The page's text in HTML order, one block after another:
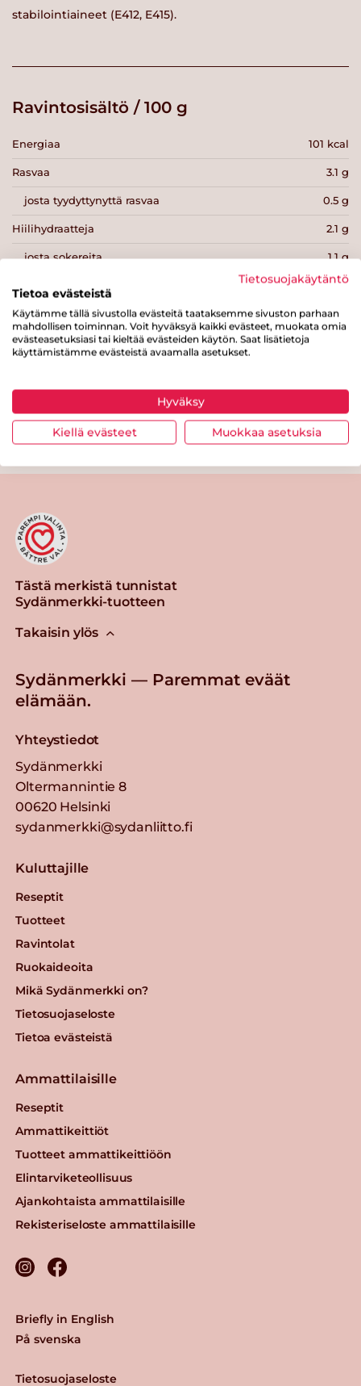
stabilointiaineet (E412, E415).
Ravintosisältö / 100 g
Energiaa 101 kcal
Rasvaa 3.1 g
josta tyydyttynyttä rasvaa 0.5 g
Hiilihydraatteja 2.1 g
josta sokereita 1.1 g
0.1 g
Proteiinia 16 g
Suolaa
Tulosta sivu Jaa tuote
Tästä merkistä tunnistat
Sydänmerkki-tuotteen
Takaisin ylös
Sydänmerkki — Paremmat eväät
elämään.
Yhteystiedot
Sydänmerkki
Oltermannintie 8
00620 Helsinki
sydanmerkki@sydanliitto.fi
Kuluttajille
Reseptit
Tuotteet
Ravintolat
Ruokaideoita
Mikä Sydänmerkki on?
Tietosuojaseloste
Tietoa evästeistä
Ammattilaisille
Reseptit
Ammattikeittiöt
Tuotteet ammattikeittiöön
Elintarviketeollisuus
Ajankohtaista ammattilaisille
Rekisteriseloste ammattilaisille
Tietosuojaseloste
Briefly in English
På svenska
Tietosuojakäytäntö
Tietoa evästeistä
Käytämme tällä sivustolla evästeitä taataksemme sivuston parhaan
mahdollisen toiminnan. Voit hyväksyä kaikki evästeet, muokata omia
evästeasetuksiasi tai kieltää evästeiden käytön. Saat lisätietoja
käyttämistämme evästeistä avaamalla asetukset.
Hyväksy
Kiellä evästeet Muokkaa asetuksia